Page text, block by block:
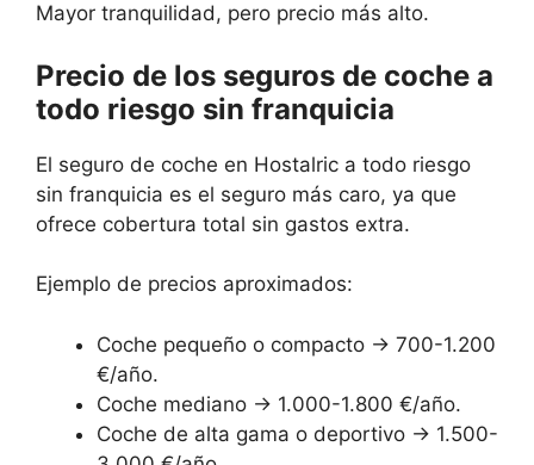
Mayor tranquilidad, pero precio más alto.
Precio de los seguros de coche a
todo riesgo sin franquicia
El seguro de coche en Hostalric a todo riesgo
sin franquicia es el seguro más caro, ya que
ofrece cobertura total sin gastos extra.
Ejemplo de precios aproximados:
Coche pequeño o compacto → 700-1.200
€/año.
Coche mediano → 1.000-1.800 €/año.
Coche de alta gama o deportivo → 1.500-